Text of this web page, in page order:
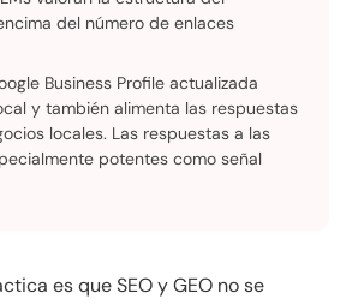
del número de enlaces
Business Profile actualizada
y también alimenta las respuestas
locales. Las respuestas a las
potentes como señal
es que SEO y GEO no se